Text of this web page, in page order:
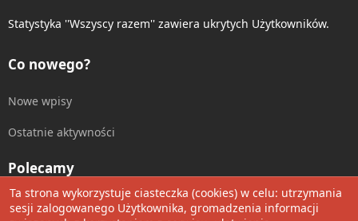
Statystyka ''Wszyscy razem'' zawiera ukrytych Użytkowników.
Co nowego?
Nowe wpisy
Ostatnie aktywności
Polecamy
Wolnościowe cytaty
Ta strona wykorzystuje ciasteczka (cookies) w celu: utrzymania
sesji zalogowanego Użytkownika, gromadzenia informacji